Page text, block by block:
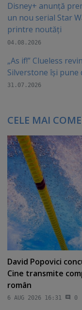
Disney+ anunță
un nou serial Star
printre noutăți
04.08.2026
„As if!” Clueless
Silverstone își
31.07.2026
CELE MAI
David Popovici
Cine transmite
român
6 AUG 2026 16:31 0